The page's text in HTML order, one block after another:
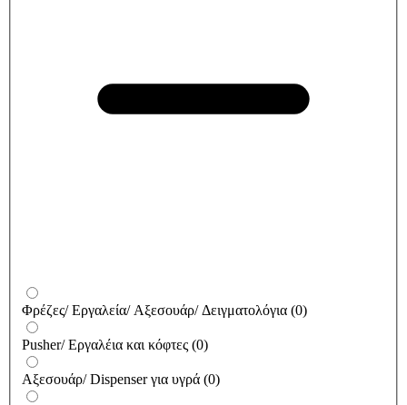
Φρέζες/ Εργαλεία/ Αξεσουάρ/ Δειγματολόγια (0)
Pusher/ Εργαλέια και κόφτες (0)
Αξεσουάρ/ Dispenser για υγρά (0)